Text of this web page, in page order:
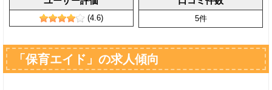
(4.6) 5件
「保育エイド」の求人傾向